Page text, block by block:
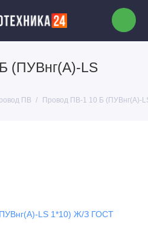
(ПУВнг(А)-LS
ПВ Провод ПВ-1 10 Б (ПУВнг(А)-